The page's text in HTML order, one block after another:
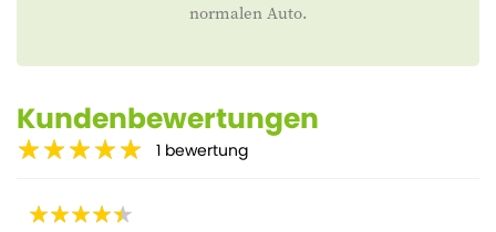
normalen Auto.
Kundenbewertungen
1 bewertung